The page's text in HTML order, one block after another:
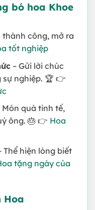
bó hoa Khoe
thành công, mở ra
tốt nghiệp
– Gửi lời chúc
nghiệp. 🏆 👉
Món quà tinh tế,
ông. 🎂 👉 Hoa
Thể hiện lòng biết
tặng ngày của
Hoa